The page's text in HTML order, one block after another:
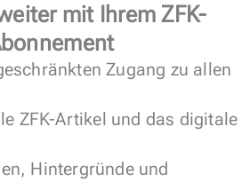
mit Ihrem ZFK-
Zugang zu allen
ZFK-Artikel und das digitale
Hintergründe und